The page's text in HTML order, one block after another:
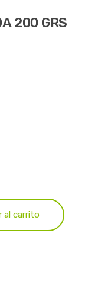
200 GRS
al carrito